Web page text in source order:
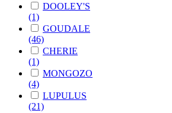
DOOLEY'S
(1)
GOUDALE
(46)
CHERIE
(1)
MONGOZO
(4)
LUPULUS
(21)